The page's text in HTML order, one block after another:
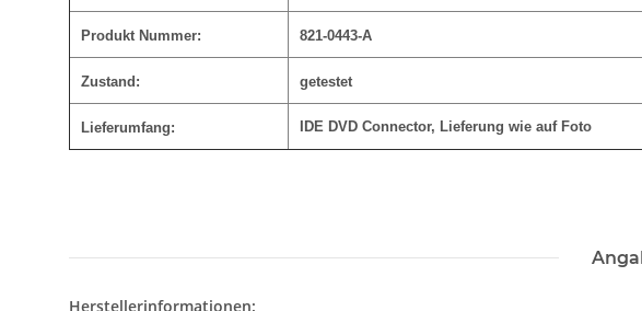
Produkt Nummer: 821-0443-A
Zustand: getestet
Lieferumfang: IDE DVD Connector, Lieferung wie auf Foto
Herstellerinformationen: